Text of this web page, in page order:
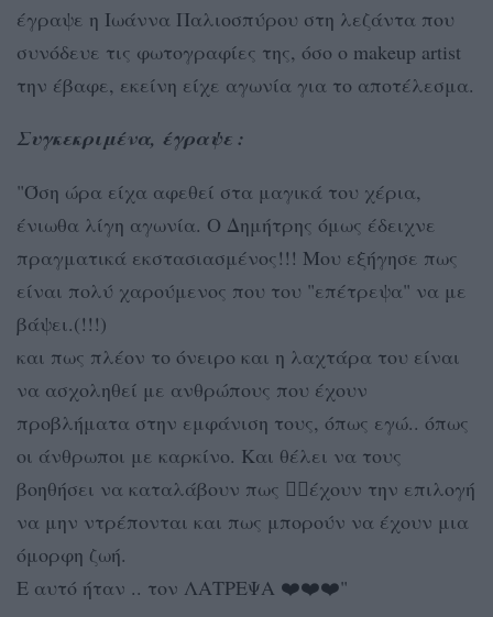
έγραψε η Ιωάννα Παλιοσπύρου στη λεζάντα που
συνόδευε τις φωτογραφίες της, όσο ο makeup artist
την έβαφε, εκείνη είχε αγωνία για το αποτέλεσμα.
Συγκεκριμένα, έγραψε :
"Όση ώρα είχα αφεθεί στα μαγικά του χέρια,
ένιωθα λίγη αγωνία. Ο Δημήτρης όμως έδειχνε
πραγματικά εκστασιασμένος!!! Μου εξήγησε πως
είναι πολύ χαρούμενος που του "επέτρεψα" να με
βάψει.(!!!)
και πως πλέον το όνειρο και η λαχτάρα του είναι
να ασχοληθεί με ανθρώπους που έχουν
προβλήματα στην εμφάνιση τους, όπως εγώ.. όπως
οι άνθρωποι με καρκίνο. Και θέλει να τους
βοηθήσει να καταλάβουν πως 👉🏻έχουν την επιλογή
να μην ντρέπονται και πως μπορούν να έχουν μια
όμορφη ζωή.
Ε αυτό ήταν .. τον ΛΑΤΡΕΨΑ ❤️❤️❤️"